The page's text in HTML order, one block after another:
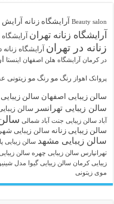
Beauty salon آرايشگاه زنانه
آرایشگاه زنانه تهران آرایشگاه
زنانه در تهران آرایشگاه
در کرمان آرایشگاه هلن اصفهان اینستا
پروانک اهواز رنگ مو رنگ مو زیتونی
سالن زیبایی اصفهان سالن زیبایی
سالن زیبایی تهرانسر سالن
آباد سالن زیبایی جنت آباد شمالی
سالن زیبایی زنانه سالن زیبایی
سالن زیبایی مشهد سالن زیبایی
تهرانپارس سالن زیبایی چهره سالن
زیبایی کرمان سالن زیبایی گیوا مدل شینیون
موی زیتونی